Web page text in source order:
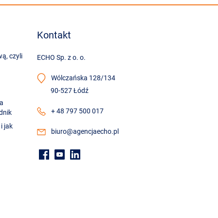
czyli
jak
Kontakt
ECHO Sp. z o. o.
Wólczańska 128/134
90-527 Łódź
+ 48 797 500 017
biuro@agencjaecho.pl